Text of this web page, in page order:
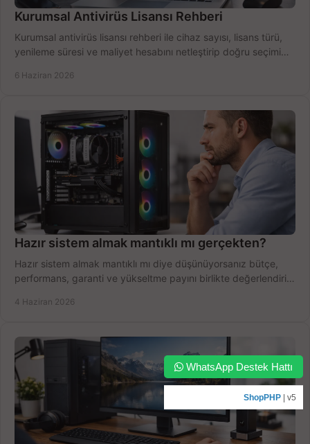
Kurumsal Antivirüs Lisansı Rehberi
Kurumsal antivirüs lisansı rehberi ile cihaz sayısı, lisans türü,
yenileme süresi ve maliyet hesabını netleştirip doğru seçimi
6 Haziran 2026
Hazır sistem almak mantıklı mı gerçekten?
Hazır sistem almak mantıklı mı diye düşünüyorsanız bütçe,
performans, garanti ve yükseltme payını birlikte değerlendirin,
4 Haziran 2026
WhatsApp Destek Hattı
ShopPHP | v5